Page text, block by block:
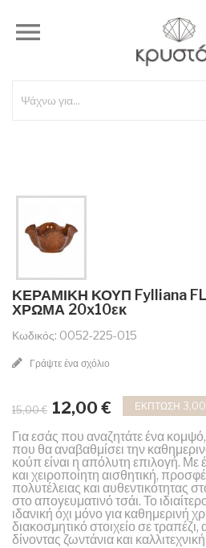

ΚΕΡΑΜΙΚΗ ΚΟΥΠ Fylliana
ΧΡΩΜΑ 20x10εκ
Κωδικός: 0052-225-015
Γράψτε ένα σχόλιο
15,00 € 12,00 € ΈΚΠΤΩΣΗ 3,00
Για εσάς που αναζητάτε ένα
που θα αναβαθμίσει την
κούπ είναι η απόλυτη επιλογή. Με
και χειροποίητη αισθητική,
πολυτέλειας και αυθεντικότητας
στο απογευματινό τσάι. Το
ιδανική όχι μόνο για καθημερινή
διακοσμητικό στοιχείο σε τραπέζι,
δίνοντας ζωντάνια και